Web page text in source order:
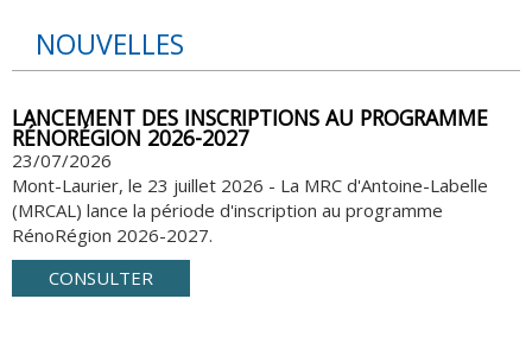
NOUVELLES
LANCEMENT DES INSCRIPTIONS AU PROGRAMME
RÉNORÉGION 2026-2027
23/07/2026
Mont-Laurier, le 23 juillet 2026 - La MRC d'Antoine-Labelle
(MRCAL) lance la période d'inscription au programme
RénoRégion 2026-2027.
CONSULTER